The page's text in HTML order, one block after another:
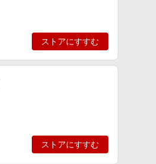
ストアにすすむ
ストアにすすむ